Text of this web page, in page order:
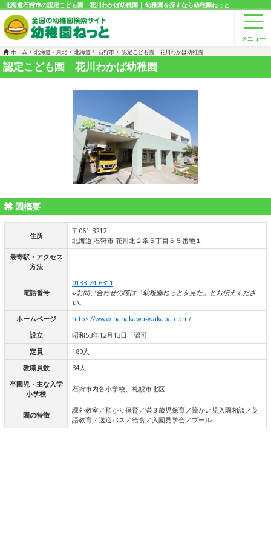
北海道石狩市の認定こども園 花川わかば幼稚園 | 幼稚園を探すなら幼稚園ねっと
ホーム 北海道・東北 北海道 石狩市 認定こども園 花川わかば幼稚園
認定こども園 花川わかば幼稚園
園概要
住所
〒061-3212
北海道 石狩市 花川北２条５丁目６５番地１
最寄駅・アクセス
方法
電話番号
0133-74-6311
※お問い合わせの際は「幼稚園ねっとを見た」とお伝えくださ
い。
ホームページ
https://www.hanakawa-wakaba.com/
設立
昭和53年12月13日 認可
定員
180人
教職員数
34人
卒園児・主な入学
小学校
石狩市内各小学校、札幌市北区
園の特徴
課外教室／預かり保育／満３歳児保育／障がい児入園相談／英
語教育／送迎バス／給食／入園見学会／プール